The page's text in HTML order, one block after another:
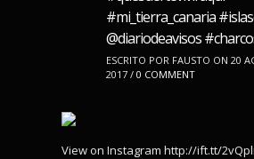
#mi_tierra_canaria
@diariodeavisos
ESCRITO POR FAUSTO ON 20
2017 / 0 COMMENT
View on Instagram http://ift.tt/